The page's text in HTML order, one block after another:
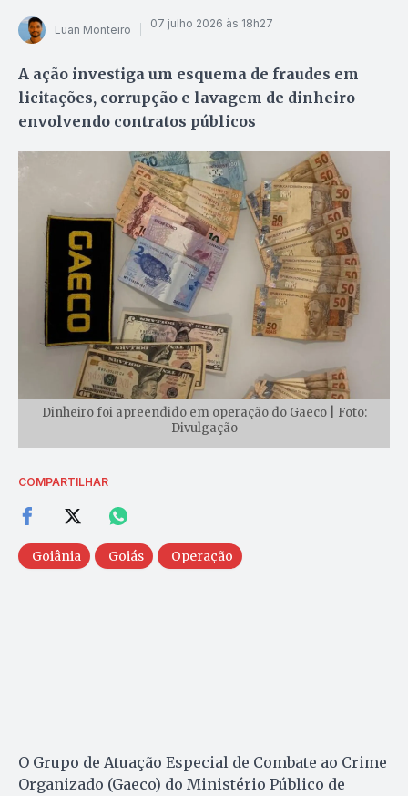
Luan Monteiro 07 julho 2026 às 18h27
A ação investiga um esquema de fraudes em
licitações, corrupção e lavagem de dinheiro
envolvendo contratos públicos
Dinheiro foi apreendido em operação do Gaeco | Foto:
Divulgação
COMPARTILHAR
Goiânia Goiás Operação
O Grupo de Atuação Especial de Combate ao Crime
Organizado (Gaeco) do Ministério Público de